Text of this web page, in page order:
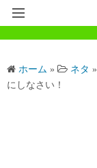
記事一覧
ホームページ
ホーム » ネタ »
にしなさい！